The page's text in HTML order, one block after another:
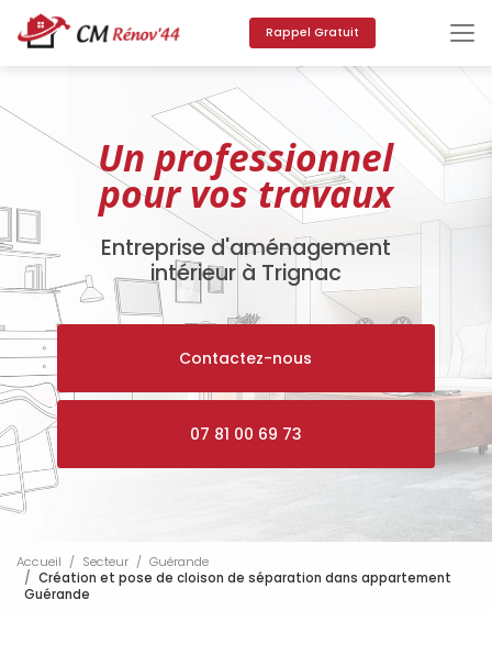
au
contenu
principal
Rappel Gratuit
Un professionnel
pour vos travaux
Entreprise d'aménagement
intérieur à Trignac
Contactez-nous
07 81 00 69 73
Accueil Secteur
Guérande
Création et pose de cloison de séparation dans appartement
Guérande